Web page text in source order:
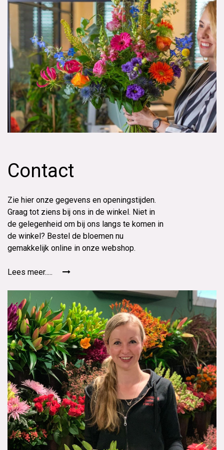
Contact
Zie hier onze gegevens en openingstijden.
Graag tot ziens bij ons in de winkel. Niet in
de gelegenheid om bij ons langs te komen in
de winkel? Bestel de bloemen nu
gemakkelijk online in onze webshop.
Lees meer.....